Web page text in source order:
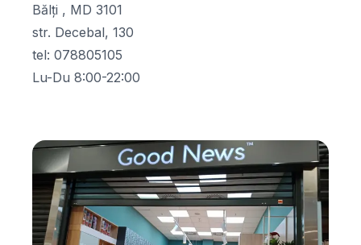
Bălţi , MD 3101
str. Decebal, 130
tel: 078805105
Lu-Du 8:00-22:00